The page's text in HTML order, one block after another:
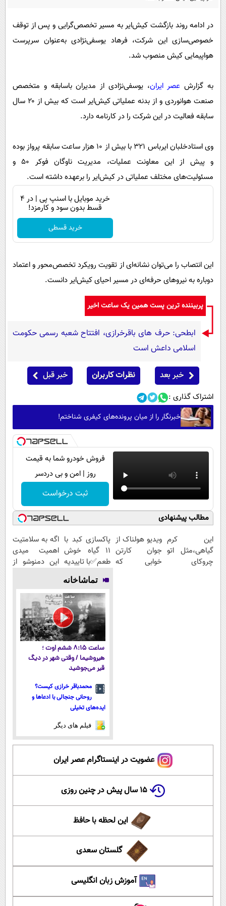
فناوری
گوناگون
سلامت
فرهنگی
حیات وحش
آشپزی
در ادامه روند بازگشت کیش‌ایر به مسیر تخصص‌گرایی و پس از توقف
خصوصی‌سازی این شرکت، فرهاد یوسفی‌نژادی به‌عنوان سرپرست
هواپیمایی کیش منصوب شد.
به گزارش عصر ایران، یوسفی‌نژادی از مدیران باسابقه و متخصص
صنعت هوانوردی و از بدنه عملیاتی کیش‌ایر است که بیش از ۲۰ سال
سابقه فعالیت در این شرکت را در کارنامه دارد.
وی استادخلبان ایرباس ۳۲۱ با بیش از ۱۰ هزار ساعت سابقه پرواز بوده
و پیش از این معاونت عملیات، مدیریت ناوگان فوکر ۵۰ و
مسئولیت‌های مختلف عملیاتی در کیش‌ایر را برعهده داشته است.
خرید موبایل با اسنپ پی | در ۴
قسط بدون سود و کارمزد!
خرید قسطی
این انتصاب را می‌توان نشانه‌ای از تقویت رویکرد تخصص‌محور و اعتماد
دوباره به نیروهای حرفه‌ای در مسیر احیای کیش‌ایر دانست.
پربیننده ترین پست همین یک ساعت اخیر
ابطحی: حرف های باقرخرازی، افتتاح شعبه رسمی حکومت
اسلامی داعش است
خبر بعد نظرات کاربران خبر قبل
اشتراک گذاری :
خبرنگار را از میان پرونده‌های کیفری شناختم!
فروش خودرو شما به قیمت
روز | امن و بی دردسر
ثبت درخواست
مطالب پیشنهادی
این کرم
گیاهی،مثل اتو
چروکای
ویدیو هولناک از
جوان کارتن
خوابی که
پاکسازی کبد با
11 گیاه خوش
طعم✅با تاییدیه
وزارت بهداشت
اگه به سلامتیت
اهمیت میدی
این دمنوشو از
تماشاخانه
ساعت ۸:۱۵ ششم اوت ؛
هیروشیما / وقتی شهر در دیگ
قیر می‌جوشید
محمدباقر خرازی کیست؟
روحانی جنجالی با ادعاها و
ایده‌های تخیلی
فیلم های دیگر
عضویت در اینستاگرام عصر ایران
۱۵ سال پیش در چنین روزی
این لحظه با حافظ
گلستان سعدی
آموزش زبان انگلیسی